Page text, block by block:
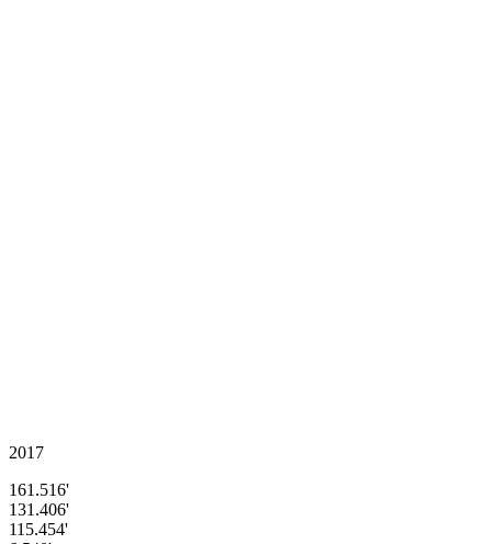
2017
161.516'
131.406'
115.454'